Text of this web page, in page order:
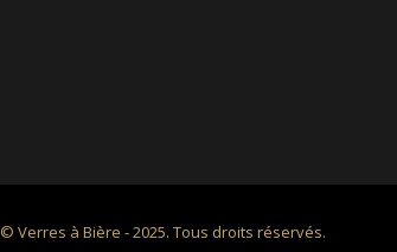
© Verres à Bière - 2025. Tous droits réservés.